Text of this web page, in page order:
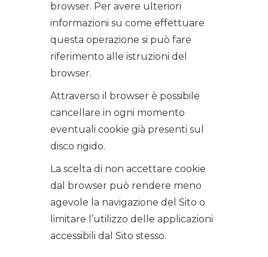
browser. Per avere ulteriori
informazioni su come effettuare
questa operazione si può fare
riferimento alle istruzioni del
browser.
Attraverso il browser è possibile
cancellare in ogni momento
eventuali cookie già presenti sul
disco rigido.
La scelta di non accettare cookie
dal browser può rendere meno
agevole la navigazione del Sito o
limitare l’utilizzo delle applicazioni
accessibili dal Sito stesso.